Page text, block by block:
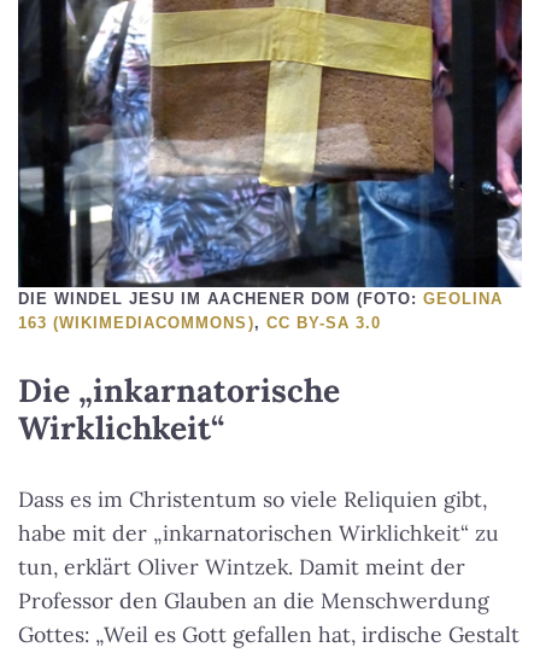
DIE WINDEL JESU IM AACHENER DOM (FOTO: GEOLINA
163 (WIKIMEDIACOMMONS), CC BY-SA 3.0
Die „inkarnatorische
Wirklichkeit“
Dass es im Christentum so viele Reliquien gibt,
habe mit der „inkarnatorischen Wirklichkeit“ zu
tun, erklärt Oliver Wintzek. Damit meint der
Professor den Glauben an die Menschwerdung
Gottes: „Weil es Gott gefallen hat, irdische Gestalt